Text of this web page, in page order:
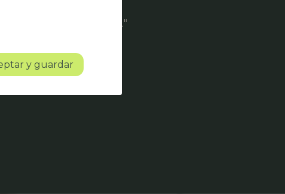
con mucho futuro."
y guardar